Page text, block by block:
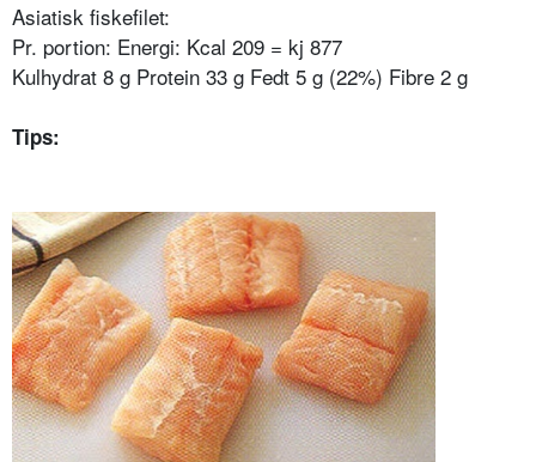
Asiatisk fiskefilet:
Pr. portion: Energi: Kcal 209 = kj 877
Kulhydrat 8 g Protein 33 g Fedt 5 g (22%) Fibre 2 g
Tips: